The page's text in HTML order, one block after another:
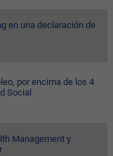
en una declaración de
por encima de los 4
Social
Management y